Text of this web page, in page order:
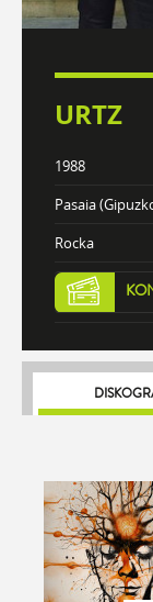
URTZ
1988
Pasaia
Rocka